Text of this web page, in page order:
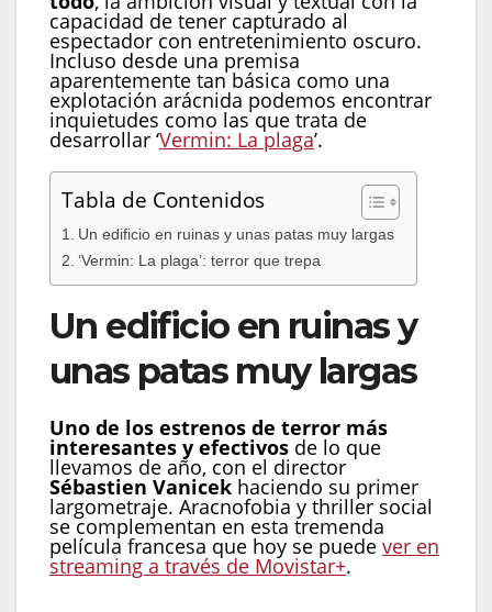
capacidad de tener capturado al
espectador con entretenimiento oscuro.
Incluso desde una premisa
aparentemente tan básica como una
explotación arácnida podemos encontrar
inquietudes como las que trata de
desarrollar ‘Vermin: La plaga’.
Tabla de Contenidos
Un edificio en ruinas y unas patas muy largas
‘Vermin: La plaga’: terror que trepa
Un edificio en ruinas y
unas patas muy largas
Uno de los estrenos de terror más
interesantes y efectivos de lo que
llevamos de año, con el director
Sébastien Vanicek haciendo su primer
largometraje. Aracnofobia y thriller social
se complementan en esta tremenda
película francesa que hoy se puede ver en
streaming a través de Movistar+.